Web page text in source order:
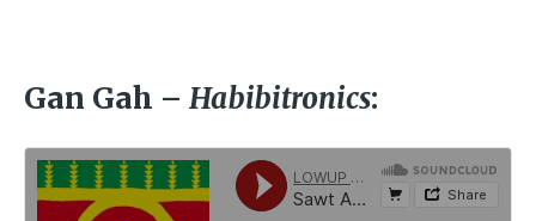
Gan Gah – Habibitronics: